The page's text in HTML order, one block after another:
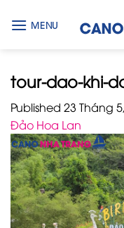
MENU
tour-dao-khi-
Published 23 Tháng
Đảo Hoa Lan